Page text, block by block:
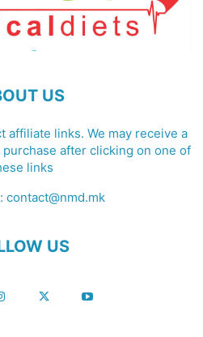
US
affiliate links. We may receive a
after clicking on one of
links
contact@nmd.mk
US